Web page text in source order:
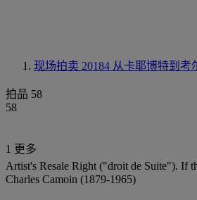
现场拍卖 20184 从卡耶博特到考
拍品 58
58
1 更多
Artist's Resale Right ("droit de Suite"). If
Charles Camoin (1879-1965)